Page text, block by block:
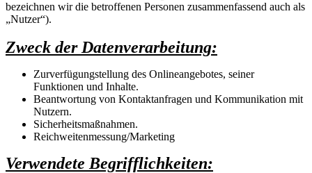
bezeichnen wir die betroffenen Personen zusammenfassend auch als
„Nutzer“).
Zweck der Datenverarbeitung:
Zurverfügungstellung des Onlineangebotes, seiner
Funktionen und Inhalte.
Beantwortung von Kontaktanfragen und Kommunikation mit
Nutzern.
Sicherheitsmaßnahmen.
Reichweitenmessung/Marketing
Verwendete Begrifflichkeiten: